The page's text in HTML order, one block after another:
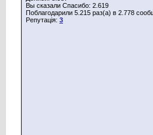
Вы сказали Спасибо: 2.619
Поблагодарили 5.215 раз(а) в 2.778
Репутація: 3